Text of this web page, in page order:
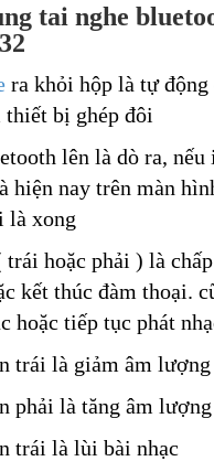
tai nghe
ra khỏi hộp là tự động
bị ghép đôi
lên là dò ra, nếu
hiện nay trên màn
là xong
trái hoặc phải ) là
kết thúc đàm thoại.
hoặc tiếp tục phát
trái là giảm âm lượng
phải là tăng âm lượng
trái là lùi bài nhạc